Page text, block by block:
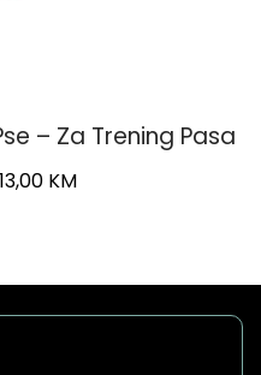
– Za Trening Pasa
13,00 KMPrice